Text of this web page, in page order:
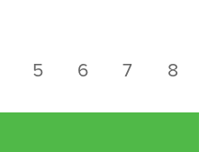
5 6 7 8